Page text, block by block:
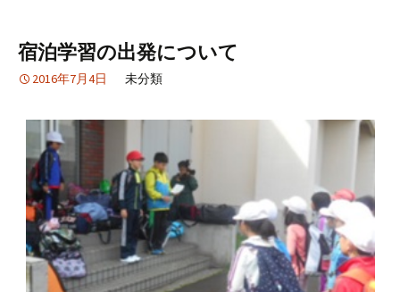
宿泊学習の出発について
2016年7月4日 未分類